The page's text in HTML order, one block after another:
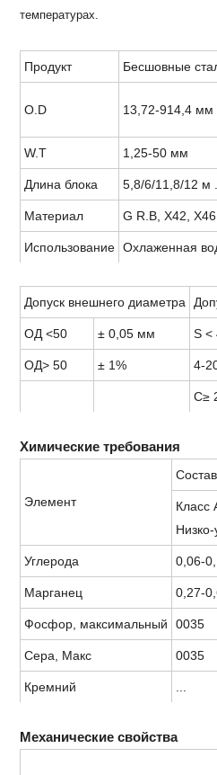
температурах.
Продукт Бесшовные
O.D 13,72-914,4 мм
W.T 1,25-50 мм
Длина блока 5,8/6/11,8/12 м
Материал G R.B, X42,
Использование Охлаженная
Допуск внешнего диаметра
ОД <50 ± 0,05 мм S <
ОД> 50 ± 1% 4-
С≥
Химические требования
Элемент
Класс
Низко-
Углерода 0,06-
Марганец 0,27-
Фосфор, максимальный 0035
Сера, Макс 0035
Кремний ...
Механические свойства